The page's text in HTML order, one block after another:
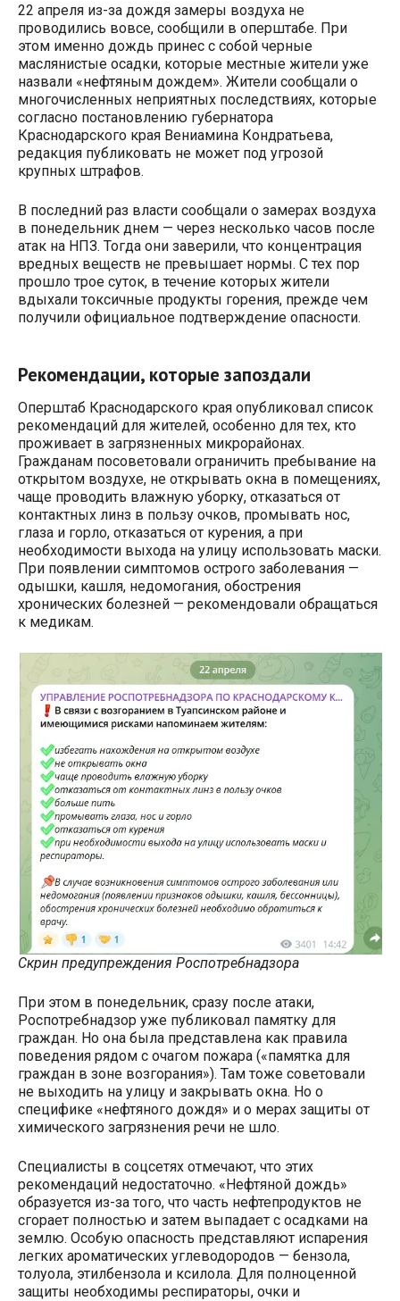
22 апреля из-за дождя замеры воздуха не
проводились вовсе, сообщили в оперштабе. При
этом именно дождь принес с собой черные
маслянистые осадки, которые местные жители уже
назвали «нефтяным дождем». Жители сообщали о
многочисленных неприятных последствиях, которые
согласно постановлению губернатора
Краснодарского края Вениамина Кондратьева,
редакция публиковать не может под угрозой
крупных штрафов.
В последний раз власти сообщали о замерах воздуха
в понедельник днем — через несколько часов после
атак на НПЗ. Тогда они заверили, что концентрация
вредных веществ не превышает нормы. С тех пор
прошло трое суток, в течение которых жители
вдыхали токсичные продукты горения, прежде чем
получили официальное подтверждение опасности.
Рекомендации, которые запоздали
Оперштаб Краснодарского края опубликовал список
рекомендаций для жителей, особенно для тех, кто
проживает в загрязненных микрорайонах.
Гражданам посоветовали ограничить пребывание на
открытом воздухе, не открывать окна в помещениях,
чаще проводить влажную уборку, отказаться от
контактных линз в пользу очков, промывать нос,
глаза и горло, отказаться от курения, а при
необходимости выхода на улицу использовать маски.
При появлении симптомов острого заболевания —
одышки, кашля, недомогания, обострения
хронических болезней — рекомендовали обращаться
к медикам.
Скрин предупреждения Роспотребнадзора
При этом в понедельник, сразу после атаки,
Роспотребнадзор уже публиковал памятку для
граждан. Но она была представлена как правила
поведения рядом с очагом пожара («памятка для
граждан в зоне возгорания»). Там тоже советовали
не выходить на улицу и закрывать окна. Но о
специфике «нефтяного дождя» и о мерах защиты от
химического загрязнения речи не шло.
Специалисты в соцсетях отмечают, что этих
рекомендаций недостаточно. «Нефтяной дождь»
образуется из-за того, что часть нефтепродуктов не
сгорает полностью и затем выпадает с осадками на
землю. Особую опасность представляют испарения
легких ароматических углеводородов — бензола,
толуола, этилбензола и ксилола. Для полноценной
защиты необходимы респираторы, очки и